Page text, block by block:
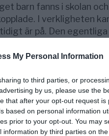
My Personal Information
to third parties, or
by us, please use the
that after your opt-out request is
based on personal information
prior to your opt-out. You may
by third parties on the
barn fanns i skolan och
I verkligheten
är på. Den egentliga
tusentals gånger högre
relevanta än i dag. För
att det inte finns
för barn i skolor med
.